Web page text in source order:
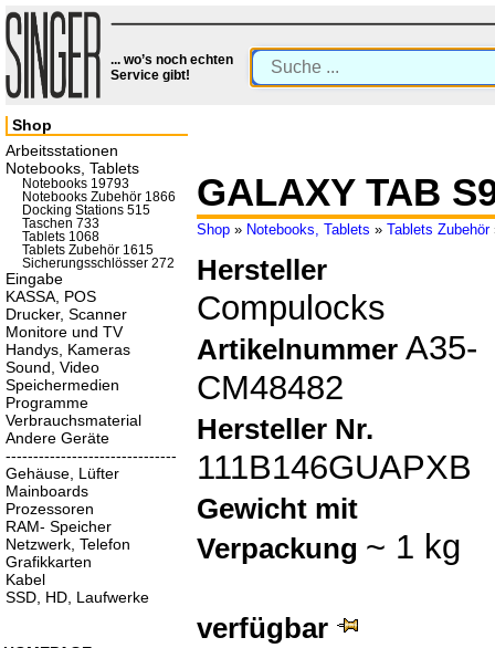
... wo’s noch echten
Service gibt!
GALAXY TAB
Shop » Notebooks, Tablets » Tablets Zubehör
Hersteller
Compulocks
Artikelnummer A35-
CM48482
Hersteller Nr.
111B146GUAPXB
Gewicht mit
Verpackung ~ 1 kg
verfügbar
Shop
Arbeitsstationen
Notebooks, Tablets
Notebooks 19793
Notebooks Zubehör 1866
Docking Stations 515
Taschen 733
Tablets 1068
Tablets Zubehör 1615
Sicherungsschlösser 272
Eingabe
KASSA, POS
Drucker, Scanner
Monitore und TV
Handys, Kameras
Sound, Video
Speichermedien
Programme
Verbrauchsmaterial
Andere Geräte
-------------------------------
Gehäuse, Lüfter
Mainboards
Prozessoren
RAM- Speicher
Netzwerk, Telefon
Grafikkarten
Kabel
SSD, HD, Laufwerke